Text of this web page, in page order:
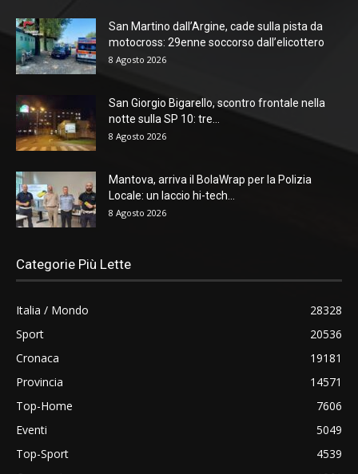
San Martino dall’Argine, cade sulla pista da
motocross: 29enne soccorso dall’elicottero
8 Agosto 2026
San Giorgio Bigarello, scontro frontale nella
notte sulla SP 10: tre...
8 Agosto 2026
Mantova, arriva il BolaWrap per la Polizia
Locale: un laccio hi-tech...
8 Agosto 2026
Categorie Più Lette
Italia / Mondo
28328
Sport
20536
Cronaca
19181
Provincia
14571
Top-Home
7606
Eventi
5049
Top-Sport
4539